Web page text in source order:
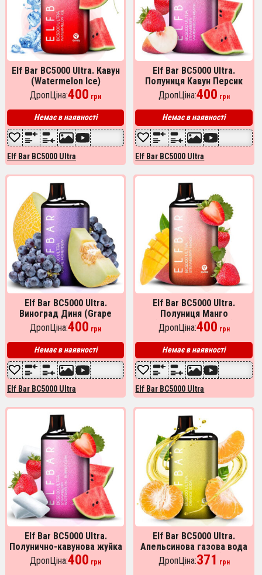
Elf Bar BC5000 Ultra. Кавун
(Watermelon Ice)
ДропЦіна:400 грн
Немає в наявності
Elf Bar BC5000 Ultra
Elf Bar BC5000 Ultra.
Полуниця Кавун Персик
(Strawberry Watermelon
Peach)
ДропЦіна:400 грн
Немає в наявності
Elf Bar BC5000 Ultra
Elf Bar BC5000 Ultra.
Виноград Диня (Grape
Honeydew)
ДропЦіна:400 грн
Немає в наявності
Elf Bar BC5000 Ultra
Elf Bar BC5000 Ultra.
Полуниця Манго
(Strawberry Mango)
ДропЦіна:400 грн
Немає в наявності
Elf Bar BC5000 Ultra
Elf Bar BC5000 Ultra.
Полунично-кавунова жуйка
(Strawberry Watermelon
Bubble Gum)
ДропЦіна:400 грн
Elf Bar BC5000 Ultra.
Апельсинова газова вода
(Orange Soda)
ДропЦіна:371 грн